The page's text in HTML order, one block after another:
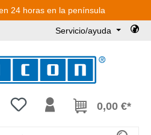
24 horas en la península
Servicio/ayuda
Tienes 0 artículos en tu lista de
0,00 €*